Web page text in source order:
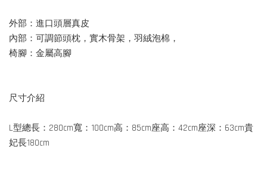
外部：進口頭層真皮
內部：可調節頭枕，實木骨架，羽絨泡棉，
椅腳：金屬高腳
尺寸介紹
L型總長：280cm寬：100cm高：85cm座高：42cm座深：63cm貴
妃長180cm